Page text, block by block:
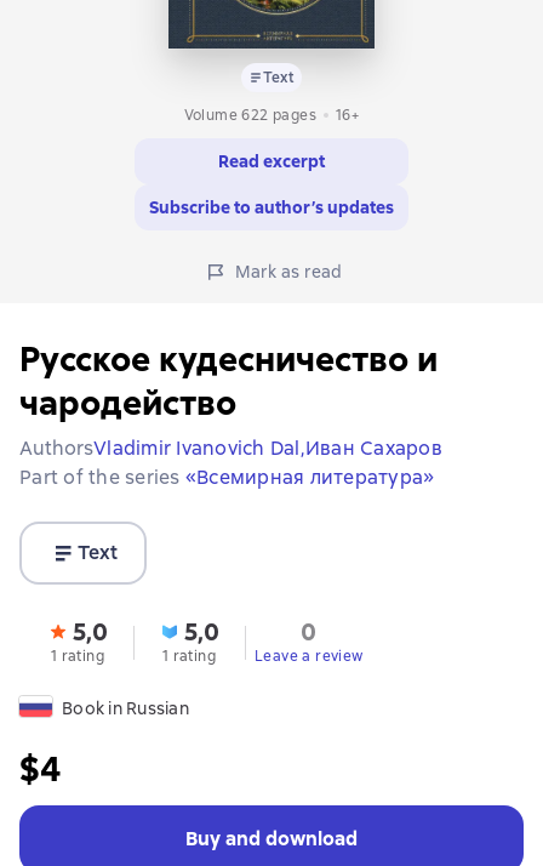
Text
Volume 622 pages
16+
Read excerpt
Subscribe to author’s updates
Mark as read
Русское кудесничество и
чародейство
AuthorsVladimir Ivanovich Dal,Иван Сахаров
Part of the series «Всемирная литература»
Text
5,0
1 rating
5,0
1 rating
0
Leave a review
Book in Russian
$4
Buy and download